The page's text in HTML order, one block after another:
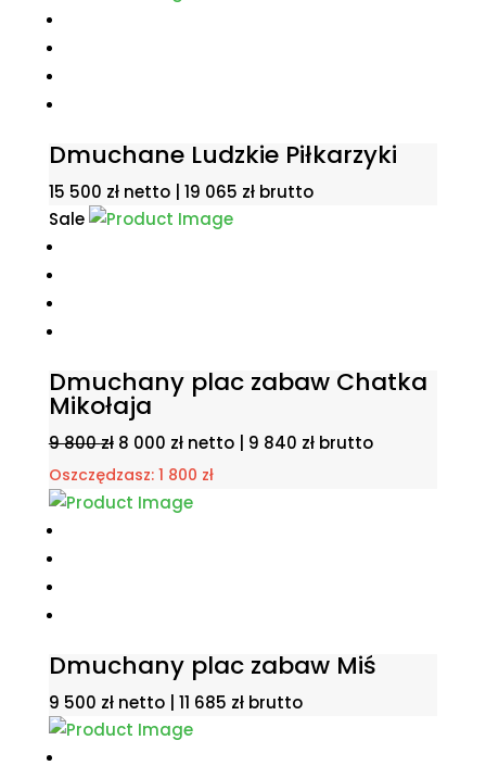
Dmuchane Ludzkie Piłkarzyki
15 500 zł netto | 19 065 złbrutto
Sale
Dmuchany plac zabaw Chatka
Mikołaja
9 800zł Pierwotna
cena
wynosiła:
8 000 złAktualna
cena
wynosi:
netto | 9 840 złbrutto
Oszczędzasz: 1 800 zł
Dmuchany plac zabaw Miś
9 500 zł netto | 11 685 złbrutto